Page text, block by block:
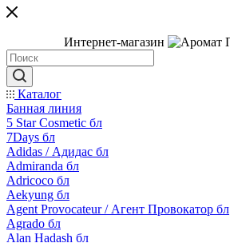
Интернет-магазин
Каталог
Банная линия
5 Star Cosmetic бл
7Days бл
Adidas / Адидас бл
Admiranda бл
Adricoco бл
Aekyung бл
Agent Provocateur / Агент Провокатор бл
Agrado бл
Alan Hadash бл